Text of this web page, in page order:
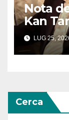
Nota
Kan
LUG 25,
Cerca